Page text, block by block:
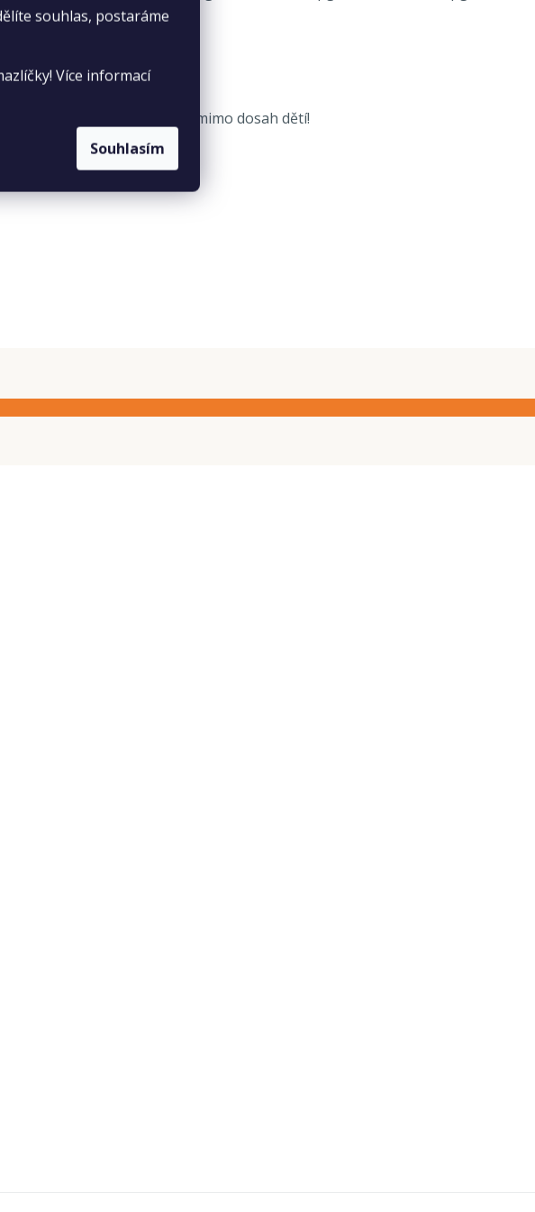
souhlas, postaráme
Více informací
Souhlasím
lékařem. Uchovávejte mimo dosah dětí!